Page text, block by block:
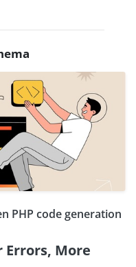
PHP code generation
Errors, More